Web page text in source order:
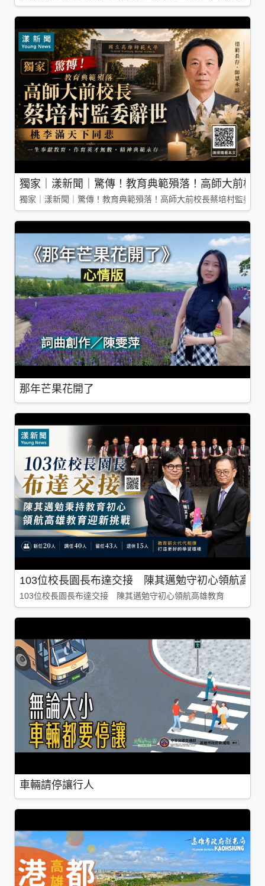
獨家｜漾新聞｜驚傳！教育典範殞落！高師大前校
獨家｜漾新聞｜驚傳！教育典範殞落！高師大前校長蔡培村監委
那年芒果花開了
103位校長園長布達交接 陳其邁勉守初心領航高雄
103位校長園長布達交接 陳其邁勉守初心領航高雄教育
車輛請停讓行人